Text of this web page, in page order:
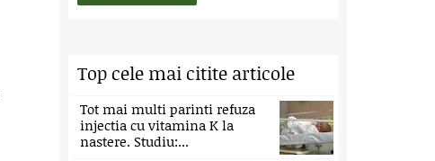
Top cele mai citite articole
Tot mai multi parinti refuza
injectia cu vitamina K la
nastere. Studiu:...